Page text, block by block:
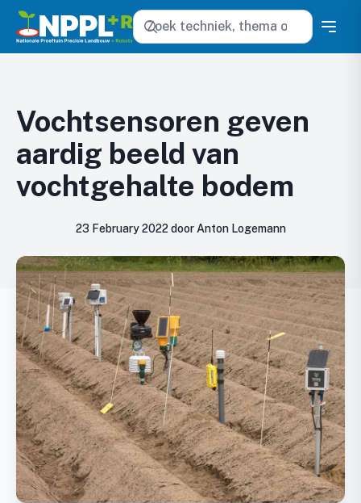
Zoeken
Vochtsensoren geven
aardig beeld van
vochtgehalte bodem
23 February 2022 door Anton Logemann